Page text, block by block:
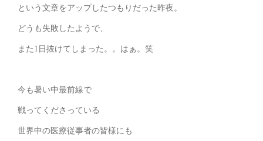
という文章をアップしたつもりだった昨夜。
どうも失敗したようで、
また1日抜けてしまった。。はぁ。笑
今も暑い中最前線で
戦ってくださっている
世界中の医療従事者の皆様にも